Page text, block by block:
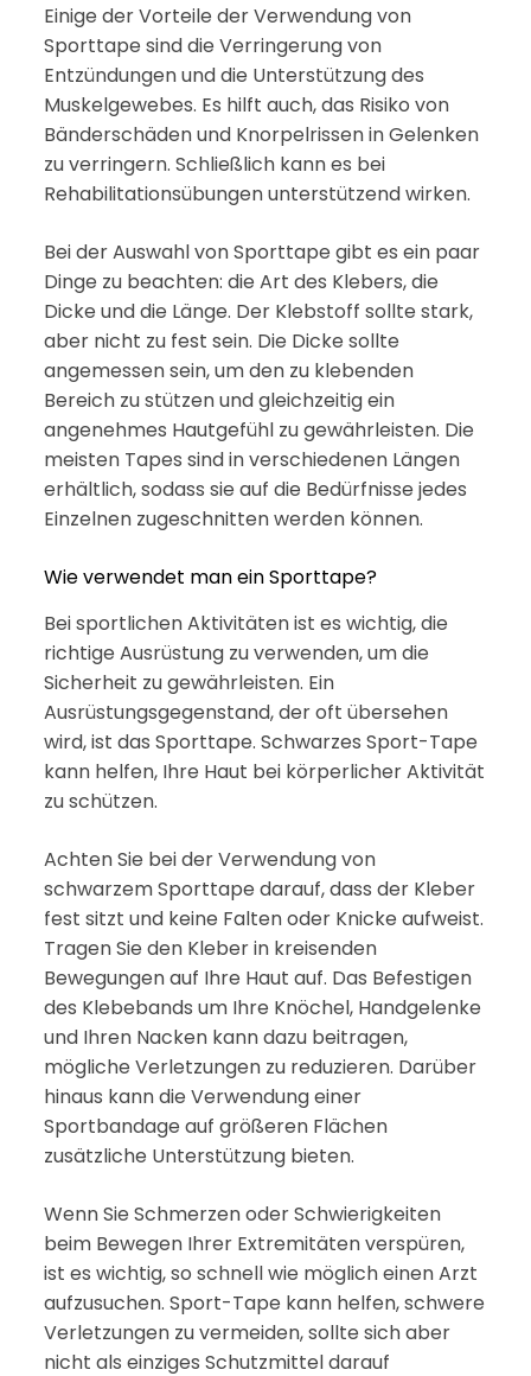
Einige der Vorteile der Verwendung von
Sporttape sind die Verringerung von
Entzündungen und die Unterstützung des
Muskelgewebes. Es hilft auch, das Risiko von
Bänderschäden und Knorpelrissen in Gelenken
zu verringern. Schließlich kann es bei
Rehabilitationsübungen unterstützend wirken.
Bei der Auswahl von Sporttape gibt es ein paar
Dinge zu beachten: die Art des Klebers, die
Dicke und die Länge. Der Klebstoff sollte stark,
aber nicht zu fest sein. Die Dicke sollte
angemessen sein, um den zu klebenden
Bereich zu stützen und gleichzeitig ein
angenehmes Hautgefühl zu gewährleisten. Die
meisten Tapes sind in verschiedenen Längen
erhältlich, sodass sie auf die Bedürfnisse jedes
Einzelnen zugeschnitten werden können.
Wie verwendet man ein Sporttape?
Bei sportlichen Aktivitäten ist es wichtig, die
richtige Ausrüstung zu verwenden, um die
Sicherheit zu gewährleisten. Ein
Ausrüstungsgegenstand, der oft übersehen
wird, ist das Sporttape. Schwarzes Sport-Tape
kann helfen, Ihre Haut bei körperlicher Aktivität
zu schützen.
Achten Sie bei der Verwendung von
schwarzem Sporttape darauf, dass der Kleber
fest sitzt und keine Falten oder Knicke aufweist.
Tragen Sie den Kleber in kreisenden
Bewegungen auf Ihre Haut auf. Das Befestigen
des Klebebands um Ihre Knöchel, Handgelenke
und Ihren Nacken kann dazu beitragen,
mögliche Verletzungen zu reduzieren. Darüber
hinaus kann die Verwendung einer
Sportbandage auf größeren Flächen
zusätzliche Unterstützung bieten.
Wenn Sie Schmerzen oder Schwierigkeiten
beim Bewegen Ihrer Extremitäten verspüren,
ist es wichtig, so schnell wie möglich einen Arzt
aufzusuchen. Sport-Tape kann helfen, schwere
Verletzungen zu vermeiden, sollte sich aber
nicht als einziges Schutzmittel darauf